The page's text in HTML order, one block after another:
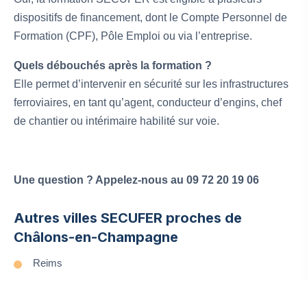
dispositifs de financement, dont le Compte Personnel de
Formation (CPF), Pôle Emploi ou via l’entreprise.
Quels débouchés après la formation ?
Elle permet d’intervenir en sécurité sur les infrastructures
ferroviaires, en tant qu’agent, conducteur d’engins, chef
de chantier ou intérimaire habilité sur voie.
Une question ? Appelez-nous au 09 72 20 19 06
Autres villes SECUFER proches de
Châlons-en-Champagne
Reims